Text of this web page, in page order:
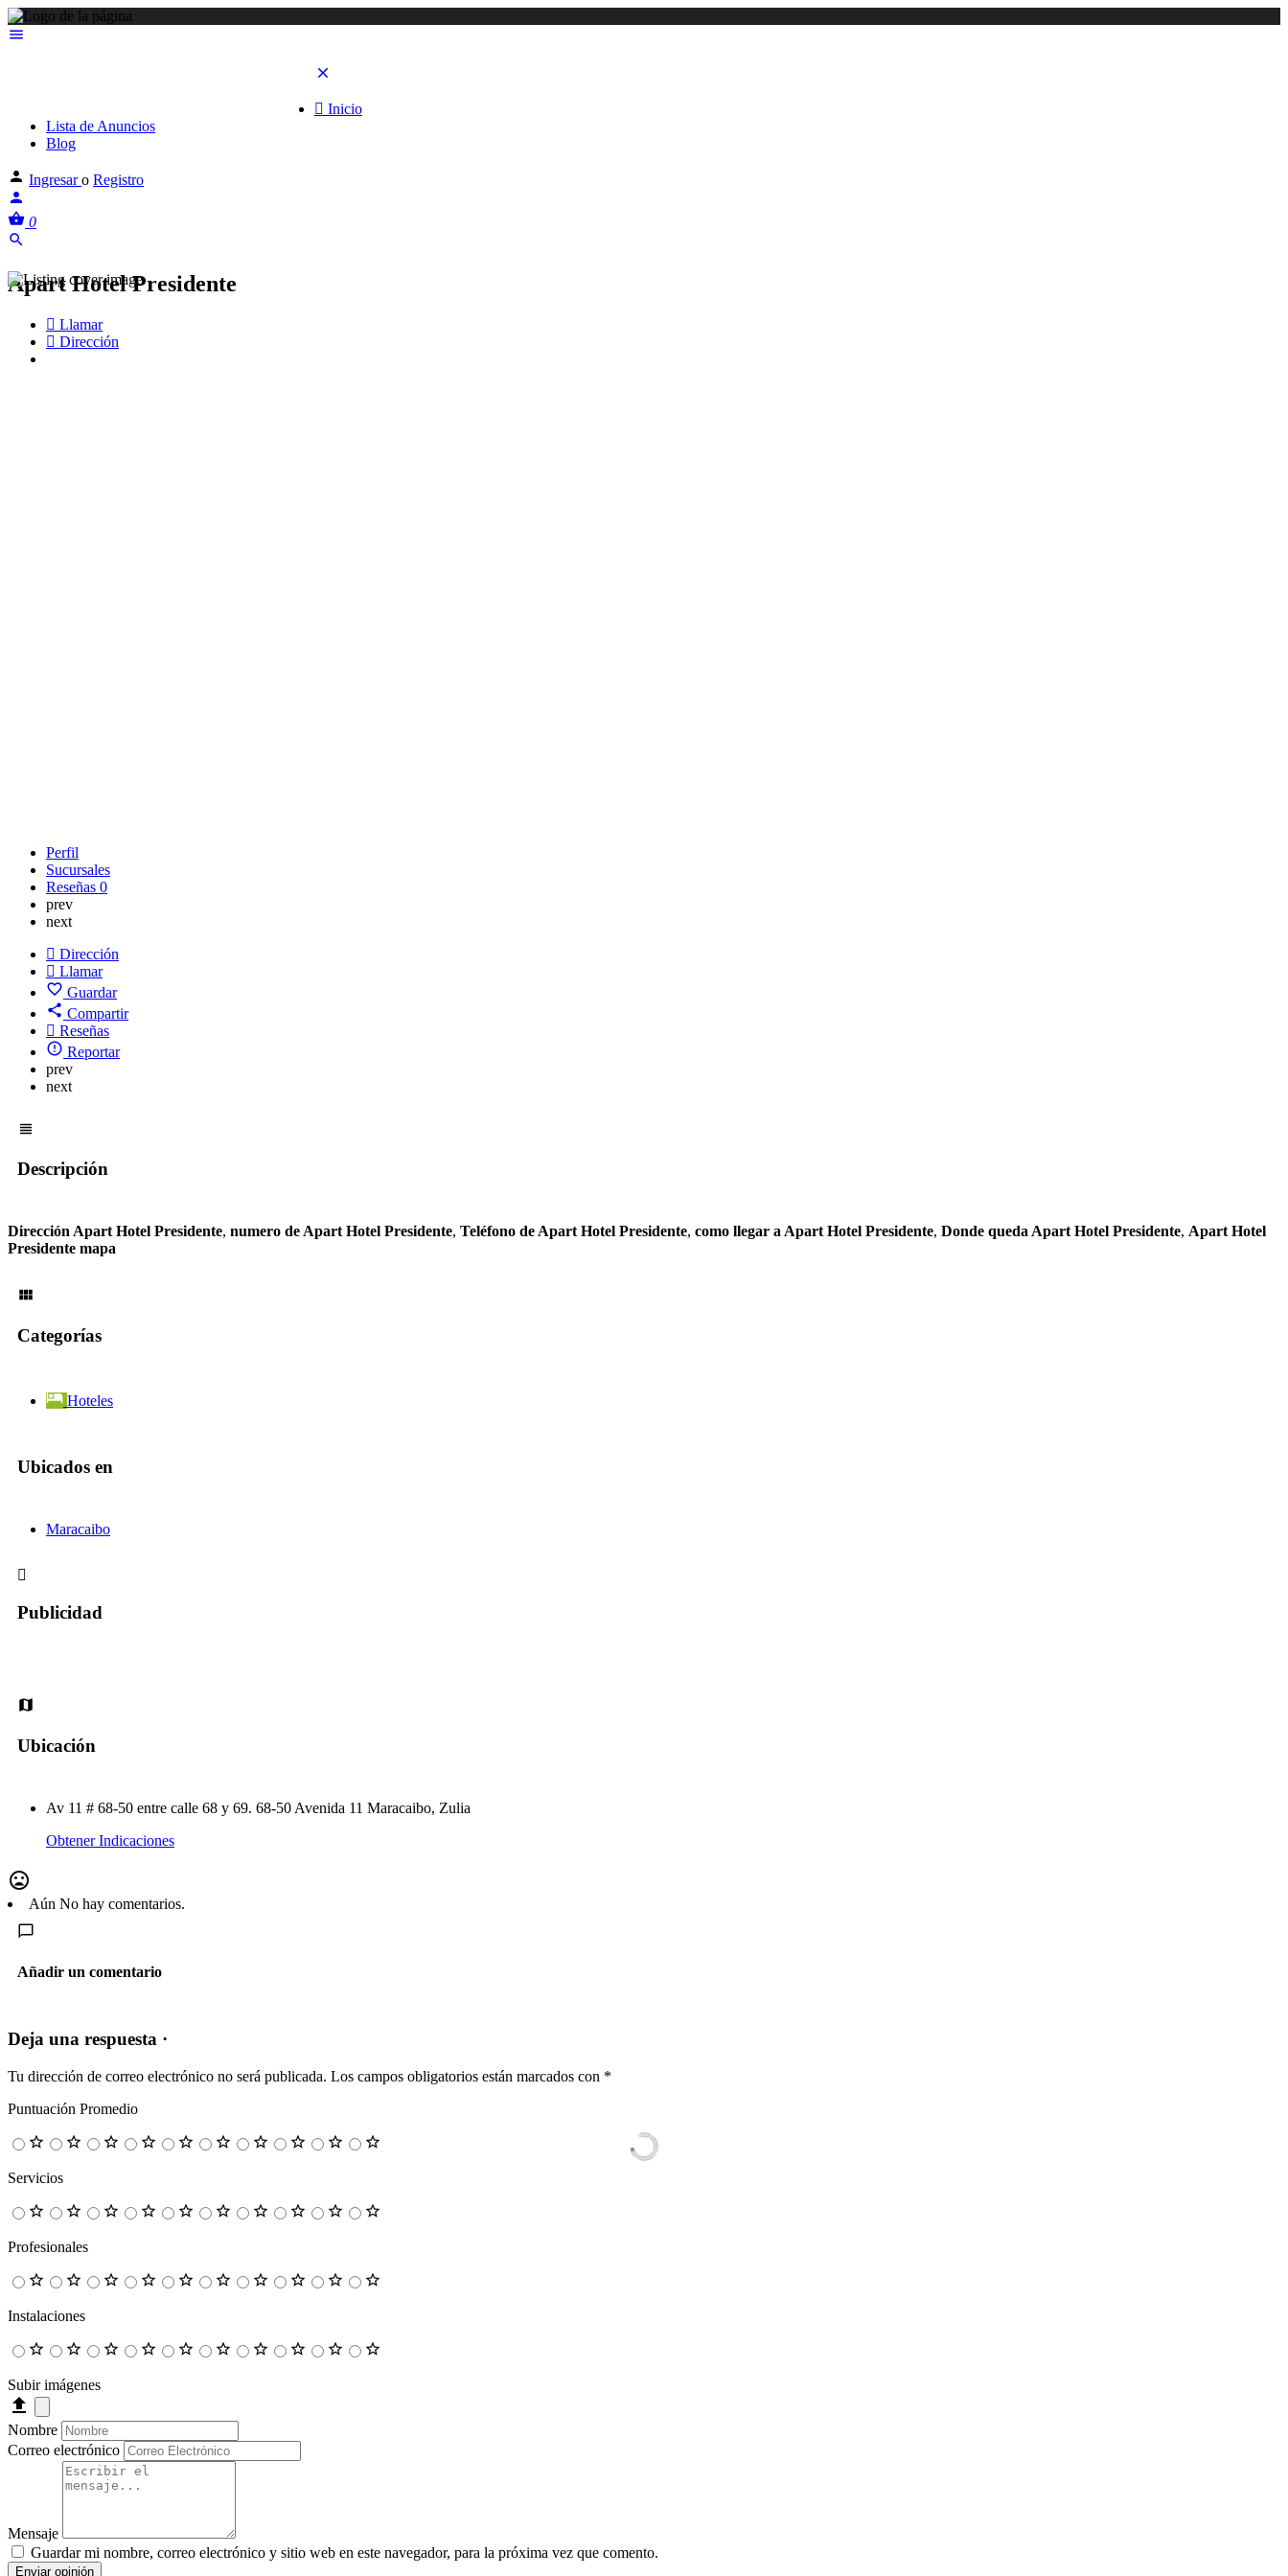
Inicio
Lista de Anuncios
Blog
Ingresaro Registro
0
Apart Hotel Presidente
Llamar
Dirección
Perfil
Sucursales
Reseñas 0
prev
next
Dirección
Llamar
Guardar
Compartir
Reseñas
Reportar
prev
next
Descripción
Dirección Apart Hotel Presidente, numero de Apart Hotel Presidente, Teléfono de Apart Hotel Presidente, como llegar a Apart Hotel Presidente, Donde queda Apart Hotel Presidente, Apart Hotel
Presidente mapa
Categorías
Hoteles
Ubicados en
Maracaibo
Publicidad
Ubicación
Av 11 # 68-50 entre calle 68 y 69. 68-50 Avenida 11 Maracaibo, Zulia
Obtener Indicaciones
Aún No hay comentarios.
Añadir un comentario
Deja una respuesta ·
Tu dirección de correo electrónico no será publicada. Los campos obligatorios están marcados con *
Puntuación Promedio
Servicios
Profesionales
Instalaciones
Subir imágenes
Nombre
Correo electrónico
Mensaje
Guardar mi nombre, correo electrónico y sitio web en este navegador, para la próxima vez que comento.
Enviar opinión